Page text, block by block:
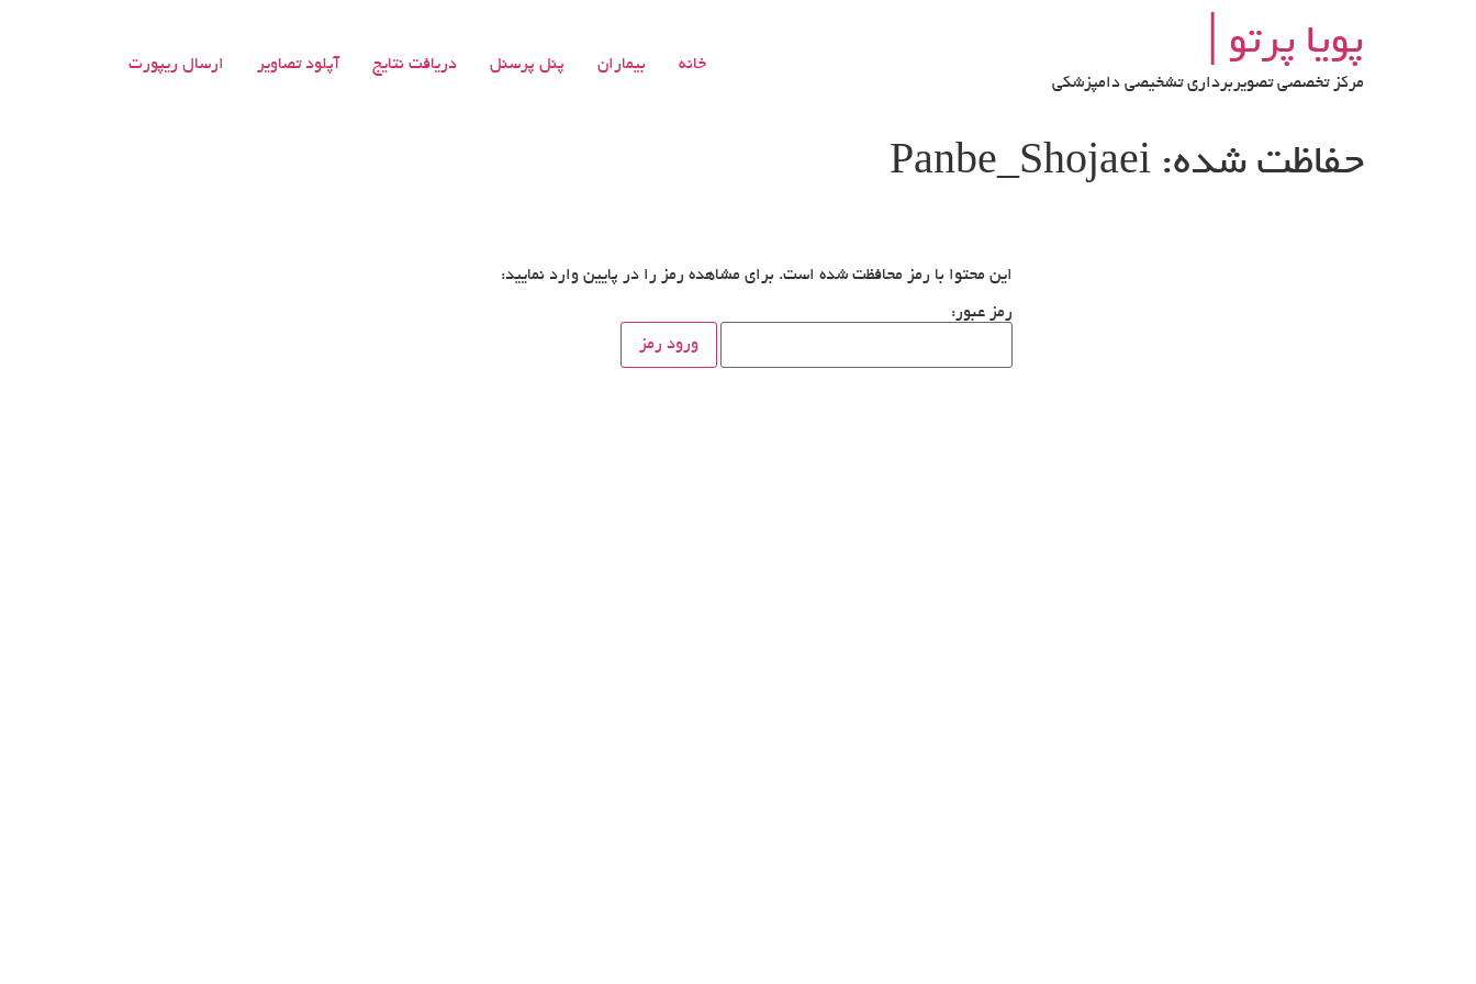
پویا پرتو│
مرکز تخصصی تصویربرداری تشخیصی دامپزشکی
خانه بیماران پنل پرسنل دریافت نتایج آپلود تصاویر ارسال ریپورت
حفاظت شده: Panbe_Shojaei
این محتوا با رمز محافظت شده است. برای مشاهده رمز را در پایین وارد نمایید:
رمز عبور: